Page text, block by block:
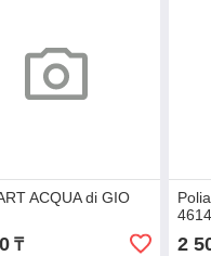
ACQUA di GIO
₸ 2